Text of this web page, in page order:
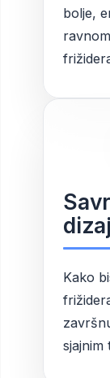
bolje,
Kako
sjajnim